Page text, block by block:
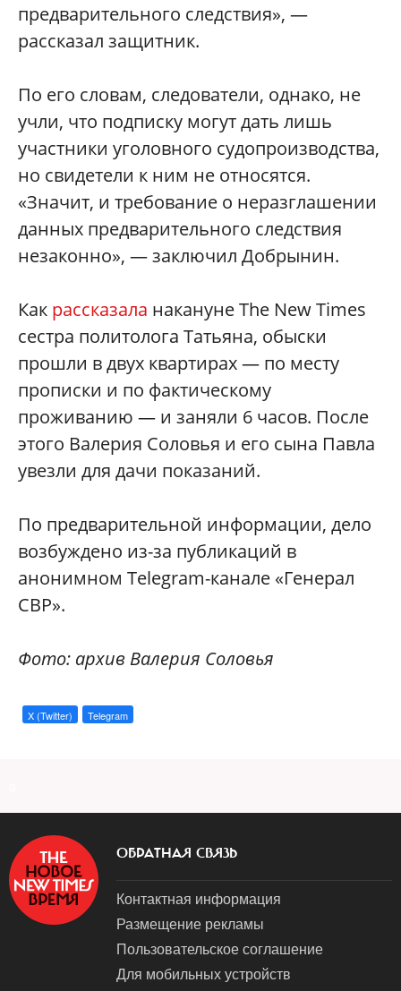
предварительного следствия», —
рассказал защитник.
По его словам, следователи, однако, не
учли, что подписку могут дать лишь
участники уголовного судопроизводства,
но свидетели к ним не относятся.
«Значит, и требование о неразглашении
данных предварительного следствия
незаконно», — заключил Добрынин.
Как рассказала накануне The New Times
сестра политолога Татьяна, обыски
прошли в двух квартирах — по месту
прописки и по фактическому
проживанию — и заняли 6 часов. После
этого Валерия Соловья и его сына Павла
увезли для дачи показаний.
По предварительной информации, дело
возбуждено из-за публикаций в
анонимном Telegram-канале «Генерал
СВР».
Фото: архив Валерия Соловья
X (Twitter) Telegram
ОБРАТНАЯ СВЯЗЬ
Контактная информация
Размещение рекламы
Пользовательское соглашение
Для мобильных устройств